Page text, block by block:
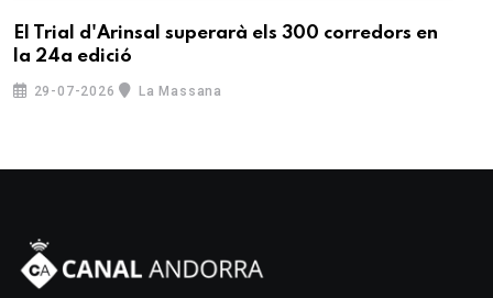
El Trial d'Arinsal superarà els 300 corredors en
la 24a edició
29-07-2026 La Massana